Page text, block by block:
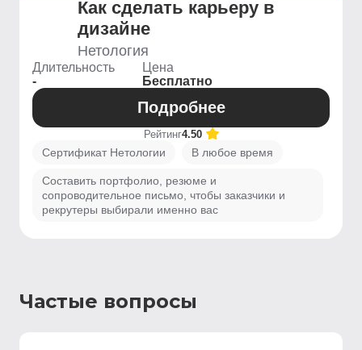
Как сделать карьеру в
дизайне
Нетология
Длительность
-
Цена
Бесплатно
Подробнее
Рейтинг4.50
Сертификат Нетологии В любое время
Составить портфолио, резюме и
сопроводительное письмо, чтобы заказчики и
рекрутеры выбирали именно вас
Частые вопросы